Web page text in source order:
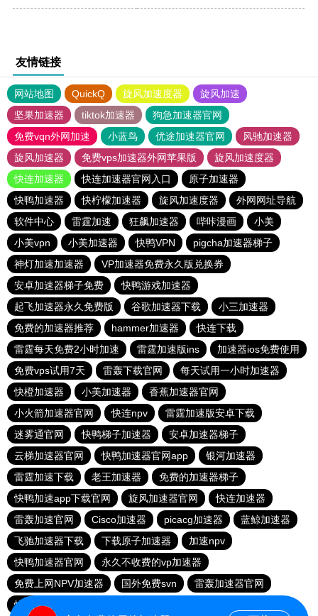
友情链接
网站地图 QuickQ 旋风加速度器
旋风加速
坚果加速器
tiktok加速器
狗急加速器官网
免费vqn外网加速
小蓝鸟 优途加速器官网
风驰加速器
旋风加速器
免费vps加速器外网苹果版
旋风加速度器
快连加速器
快连加速器官网入口
原子加速器
快鸭加速器
快柠檬加速器 旋风加速度器
外网网址导航
软件中心
雷霆加速 狂飙加速器 哔咔漫画
小美
小美vpn
小美加速器 快鸭VPN
pigcha加速器梯子
神灯加速加速器
VP加速器免费永久版兑换券
安卓加速器梯子免费
快鸭游戏加速器
起飞加速器永久免费版
谷歌加速器下载
小三加速器
免费的加速器推荐
hammer加速器
快连下载
雷霆每天免费2小时加速
雷霆加速版ins
加速器ios免费使用
免费vps试用7天
雷轰下载官网
每天试用一小时加速器
快橙加速器
小美加速器
香蕉加速器官网
小火箭加速器官网
快连npv
雷霆加速版安卓下载
迷雾通官网
快鸭梯子加速器
安卓加速器梯子
云梯加速器官网
快鸭加速器官网app
银河加速器
雷霆加速下载
老王加速器
免费的加速器梯子
快鸭加速app下载官网
旋风加速器官网
快连加速器
雷轰加速官网
Cisco加速器 picacg加速器
蓝鲸加速器
飞驰加速器下载
下载原子加速器
加速npv
快鸭加速器官网
永久不收费的vp加速器
免费上网NPV加速器
国外免费svn
雷轰加速器官网
快连